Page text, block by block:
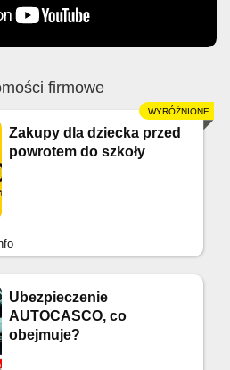
firmowe
Zakupy dla dziecka przed
powrotem do szkoły
Ubezpieczenie
AUTOCASCO, co
obejmuje?